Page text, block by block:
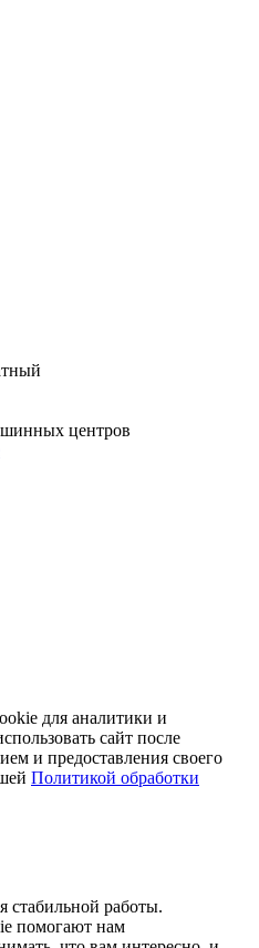
центров
для аналитики и
сайт после
и предоставления своего
Политикой обработки
стабильной работы.
помогают нам